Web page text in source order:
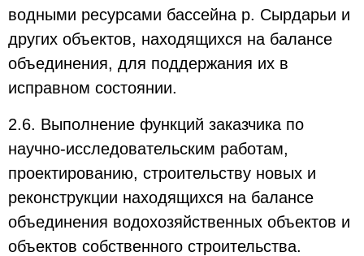
водными ресурсами бассейна р. Сырдарьи и
других объектов, находящихся на балансе
объединения, для поддержания их в
исправном состоянии.
2.6. Выполнение функций заказчика по
научно-исследовательским работам,
проектированию, строительству новых и
реконструкции находящихся на балансе
объединения водохозяйственных объектов и
объектов собственного строительства.